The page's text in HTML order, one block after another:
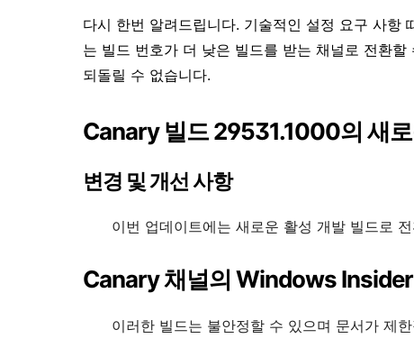
다시 한번 알려드립니다. 기술적인 설정 요구 사항
는 빌드 번호가 더 낮은 빌드를 받는 채널로 전환
되돌릴 수 없습니다.
Canary 빌드 29531.1000의 새
변경 및 개선 사항
이번 업데이트에는 새로운 활성 개발 빌드로
Canary 채널의 Windows Insider
이러한 빌드는 불안정할 수 있으며 문서가 제